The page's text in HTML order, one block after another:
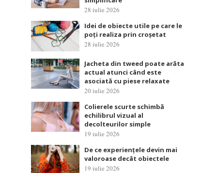
28 iulie 2026
Idei de obiecte utile pe care le
poți realiza prin croșetat
28 iulie 2026
Jacheta din tweed poate arăta
actual atunci când este
asociată cu piese relaxate
20 iulie 2026
Colierele scurte schimbă
echilibrul vizual al
decolteurilor simple
19 iulie 2026
De ce experiențele devin mai
valoroase decât obiectele
19 iulie 2026